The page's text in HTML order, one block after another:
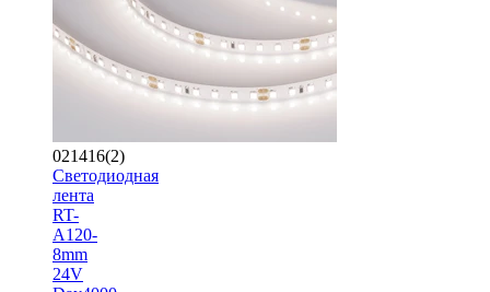
021416(2)
Светодиодная
лента
RT-
A120-
8mm
24V